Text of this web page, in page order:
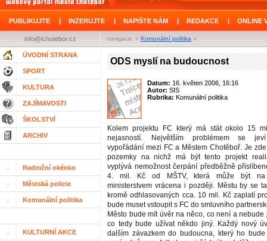
PUBLIKUJTE | INZERUJTE | NAPIŠTE NÁM | REDAKCE | ONLINE
navigace: » Komunální politika »
info@ichotebor.cz
ÚVODNÍ STRANA
SPORT
KULTURA
ZAJÍMAVOSTI
ŠKOLSTVÍ
ARCHIV
Radniční okénko
Městská policie
Komunální politika
KULTURNÍ AKCE
ODS myslí na budoucnost
Datum: 16. květen 2006, 16:16
Autor: SIS
Rubrika: Komunální politika
Kolem projektu FC který má stát okolo 15
nejasností. Největším problémem se jeví
vypořádání mezi FC a Městem Chotěboř. Je
pozemky na nichž má být tento projekt
vyplývá nemožnost čerpání předběžně
4. mil. Kč od MŠTV, která může být na
ministerstvem vrácena i později. Městu by se
kromě odhlasovaných cca. 10 mil. Kč zaplatí
bude muset vstoupit s FC do smluvního
Město bude mít úvěr na něco, co není a nebude
co tedy bude užívat někdo jiný. Každý nový
dalším závazkem do budoucna, který ho bude